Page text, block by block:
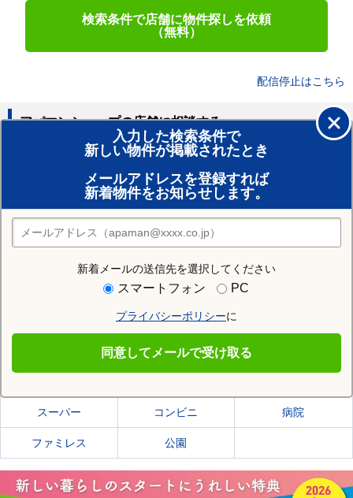
検索条件で店舗に物件探しを依頼
（無料）
配信停止はこちら
入力した検索条件で
新しい物件が掲載されたとき
メールアドレスを登録すれば
新着物件をお知らせします。
新着メールの送信先を選択してください
スマートフォン PC
プライバシーポリシーに
同意してメールで受け取る
アパマンショップの店舗に相談する
賃貸のプロがお部屋探し！
おまかせ物件リクエスト
住みたい街の店舗を探す
店舗検索
住む街研究所で藤沢市の情報を見る
藤沢市の施設一覧
スーパー コンビニ 病院
ファミレス 公園